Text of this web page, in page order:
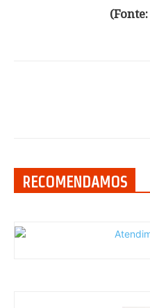
(Fonte:
RECOMENDAMOS